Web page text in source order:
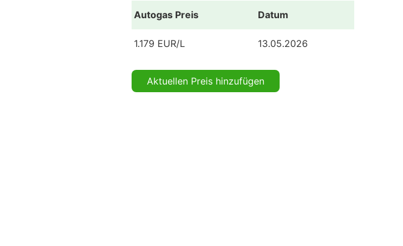
Autogas Preis Datum
1.179 EUR/L 13.05.2026
Aktuellen Preis hinzufügen